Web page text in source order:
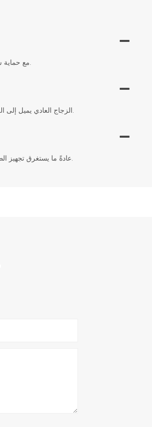
بالتأكيد. نستخدم صناديق خشبية متينة حاصلة على شهادة ISPM-15 مع حماية سميكة من الفوم. سجلنا خالٍ من أي تلف.
الزجاج العادي يميل إلى اللون الأخضر. أما زجاجنا فائق الشفافية قليل الحديد فهو غير مرئي، مما يُظهر اللون الحقيقي وبريق مجوهراتك.
عادةً ما يستغرق تجهيز الطلبات العادية من 15 إلى 20 يومًا. يُرجى إضافة بضعة أيام إضافية للطلبات ذات المقاسات المُخصصة بالكامل.